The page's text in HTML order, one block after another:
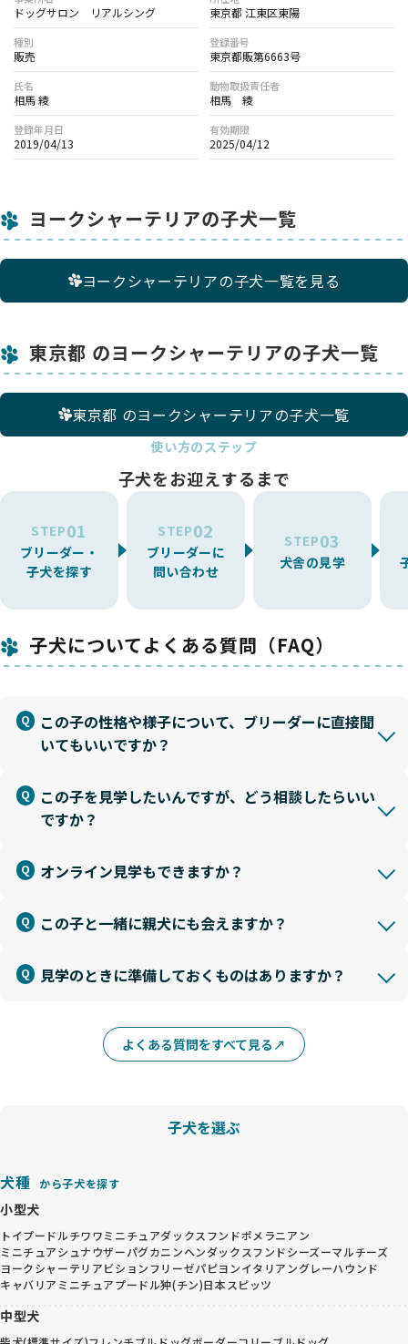
（終生飼養を重視しております。）
・ご家族の同意が得られていない場合
・一般の方による繁殖目的でのご購入
・お散歩をしない飼育環境
・毎月の飼育予算が極端に少ない場合
・毎月のトリミング・シャンプーが難しい場合
（目安：月4,000〜10,000円程度）
・健康面に配慮したフードの継続が難しい場合
（目安：月4,000〜5,000円程度）
・現実的に飼育継続が難しいと判断される場合
特別に厳しい条件ではなく、ワンちゃんが幸せに暮らしていけ
る環境を大切に考えております。
ださい。
ドッグサロン リアルシング 東京都 江東区東陽
種別
販売
登録番号
東京都販第6663号
氏名
相馬 綾
動物取扱責任者
相馬 綾
登録年月日
2019/04/13
有効期限
2025/04/12
ヨークシャーテリアの子犬一覧
ヨークシャーテリアの子犬一覧を見る
東京都 のヨークシャーテリアの子犬一覧
東京都 のヨークシャーテリアの子犬一覧
使い方のステップ
子犬をお迎えするまで
STEP01
ブリーダー・
子犬を探す
STEP02
ブリーダーに
問い合わせ
STEP03
犬舎の見学
子犬についてよくある質問（FAQ）
この子の性格や様子について、ブリーダーに直接聞
いてもいいですか？
この子を見学したいんですが、どう相談したらいい
ですか？
オンライン見学もできますか？
この子と一緒に親犬にも会えますか？
見学のときに準備しておくものはありますか？
よくある質問をすべて見る
子犬を選ぶ
犬種 から子犬を探す
小型犬
トイプードルチワワミニチュアダックスフンドポメラニアン
ミニチュアシュナウザーパグカニンヘンダックスフンドシーズーマルチーズ
ヨークシャーテリアビションフリーゼパピヨンイタリアングレーハウンド
キャバリア ミニチュアプードル狆(チン)日本スピッツ
中型犬